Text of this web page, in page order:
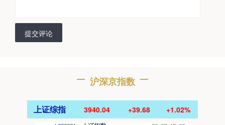
提交评论
沪深京指数
上证综指 3940.04 +39.68 +1.02%